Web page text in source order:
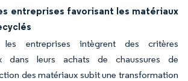
entreprises favorisant les matériaux
entreprises intègrent des critères
dans leurs achats de chaussures de
des matériaux subit une transformation